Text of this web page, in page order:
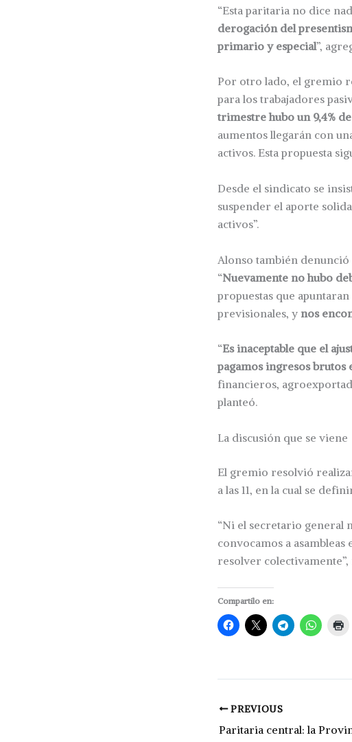
“Esta paritaria no dice
derogación del
primario y especial”,
Por otro lado, el gremio
para los trabajadores
trimestre hubo un 9,4%
aumentos llegarán con
activos. Esta propuesta
Desde el sindicato se
suspender el aporte
activos”.
Alonso también
“Nuevamente no hubo
propuestas que
previsionales, y nos
“Es inaceptable que el
pagamos ingresos brutos
financieros,
planteó.
La discusión que se viene
El gremio resolvió
a las 11, en la cual se
“Ni el secretario general
convocamos a
resolver
Compartilo en:
PREVIOUS